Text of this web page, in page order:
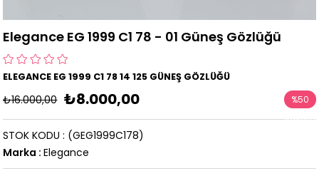
Elegance EG 1999 C1 78 - 01 Güneş Gözlüğü
ELEGANCE EG 1999 C1 78 14 125 GÜNEŞ GÖZLÜĞÜ
₺16.000,00 ₺8.000,00 %50
İndirim
(GEG1999C178)
STOK KODU
Marka : Elegance